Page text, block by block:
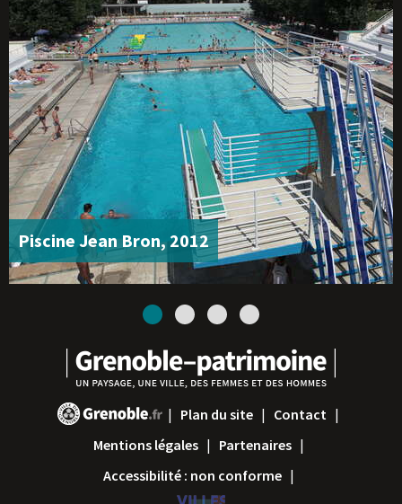
Piscine Jean Bron, 2012
Plan du site
Contact
Mentions légales
Partenaires
Accessibilité : non conforme